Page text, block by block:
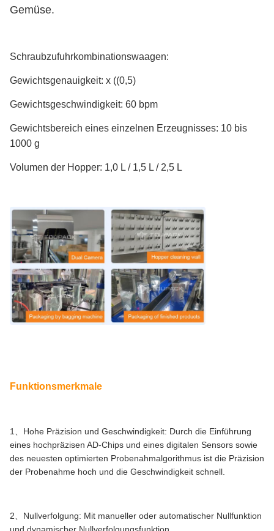
Gemüse.
Schraubzufuhrkombinationswaagen:
Gewichtsgenauigkeit: x ((0,5)
Gewichtsgeschwindigkeit: 60 bpm
Gewichtsbereich eines einzelnen Erzeugnisses: 10 bis
1000 g
Volumen der Hopper: 1,0 L / 1,5 L / 2,5 L
Funktionsmerkmale
1、Hohe Präzision und Geschwindigkeit: Durch die Einführung
eines hochpräzisen AD-Chips und eines digitalen Sensors sowie
des neuesten optimierten Probenahmalgorithmus ist die Präzision
der Probenahme hoch und die Geschwindigkeit schnell.
2、Nullverfolgung: Mit manueller oder automatischer Nullfunktion